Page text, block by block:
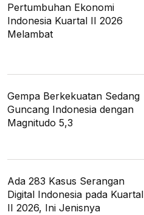
Pertumbuhan Ekonomi
Indonesia Kuartal II 2026
Melambat
Gempa Berkekuatan Sedang
Guncang Indonesia dengan
Magnitudo 5,3
Ada 283 Kasus Serangan
Digital Indonesia pada Kuartal
II 2026, Ini Jenisnya